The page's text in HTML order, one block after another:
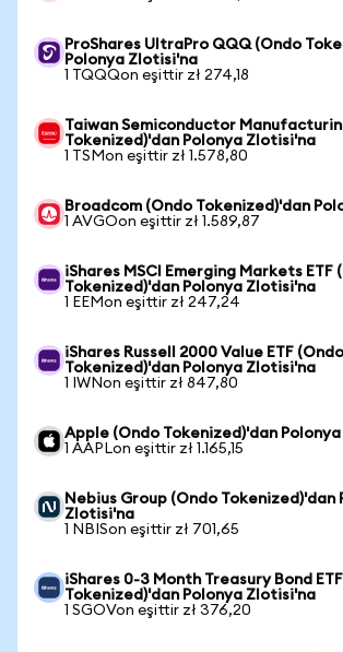
ProShares UltraPro QQQ (Ondo
Polonya Zlotisi'na
1 TQQQon eşittir zł 274,18
Taiwan Semiconductor
Tokenized)'dan Polonya Zlotisi'na
1 TSMon eşittir zł 1.578,80
Broadcom (Ondo Tokenized)'dan
1 AVGOon eşittir zł 1.589,87
iShares MSCI Emerging Markets ETF
Tokenized)'dan Polonya Zlotisi'na
1 EEMon eşittir zł 247,24
iShares Russell 2000 Value ETF (Ondo
Tokenized)'dan Polonya Zlotisi'na
1 IWNon eşittir zł 847,80
Apple (Ondo Tokenized)'dan
1 AAPLon eşittir zł 1.165,15
Nebius Group (Ondo Tokenized)'dan
Zlotisi'na
1 NBISon eşittir zł 701,65
iShares 0-3 Month Treasury Bond
Tokenized)'dan Polonya Zlotisi'na
1 SGOVon eşittir zł 376,20